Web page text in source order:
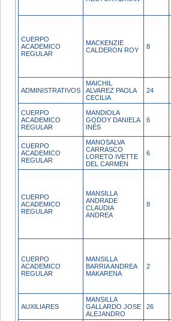
CUERPO
ACADEMICO
REGULAR
MACKENZIE
CALDERON ROY
8
ADMINISTRATIVOS
MAICHIL
ALVAREZ PAOLA
CECILIA
24
CUERPO
ACADEMICO
REGULAR
MANDIOLA
GODOY DANIELA
INÉS
6
CUERPO
ACADEMICO
REGULAR
MANOSALVA
CARRASCO
LORETO IVETTE
DEL CARMEN
6
CUERPO
ACADEMICO
REGULAR
MANSILLA
ANDRADE
CLAUDIA
ANDREA
8
CUERPO
ACADEMICO
REGULAR
MANSILLA
BARRIA ANDREA
MAKARENA
2
AUXILIARES
MANSILLA
GALLARDO JOSE
ALEJANDRO
26